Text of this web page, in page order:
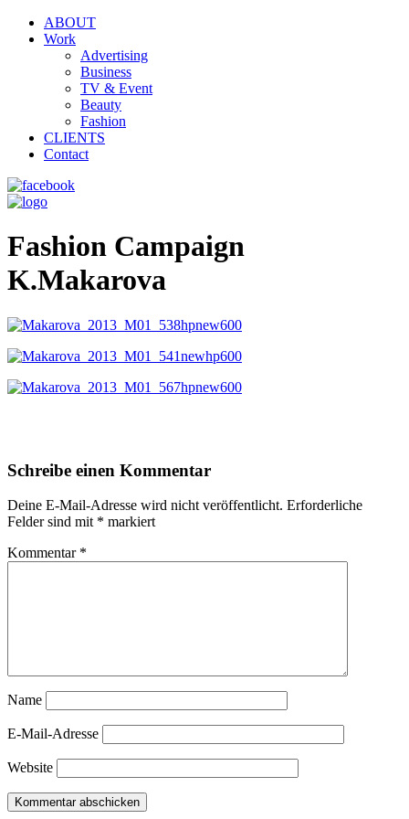
ABOUT
Work
Advertising
Business
TV & Event
Beauty
Fashion
CLIENTS
Contact
Fashion Campaign
K.Makarova
Schreibe einen Kommentar
Deine E-Mail-Adresse wird nicht veröffentlicht. Erforderliche
Felder sind mit * markiert
Kommentar *
Name
E-Mail-Adresse
Website